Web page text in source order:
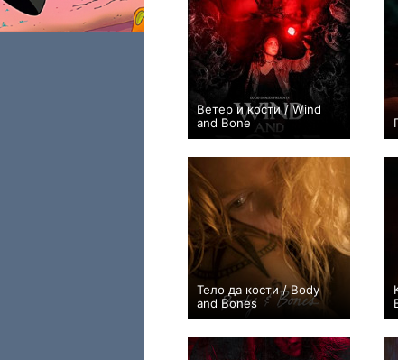
Ветер и кости / Wind
and Bone
0
Тело да кости / Body
and Bones
0